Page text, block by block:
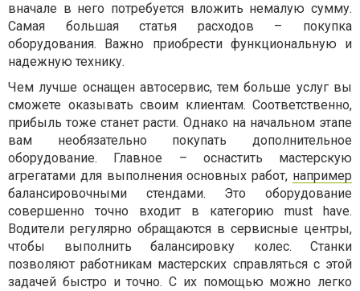
вначале в него потребуется вложить немалую сумму.
Самая большая статья расходов – покупка
оборудования. Важно приобрести функциональную и
надежную технику.
Чем лучше оснащен автосервис, тем больше услуг вы
сможете оказывать своим клиентам. Соответственно,
прибыль тоже станет расти. Однако на начальном этапе
вам необязательно покупать дополнительное
оборудование. Главное – оснастить мастерскую
агрегатами для выполнения основных работ, например
балансировочными стендами. Это оборудование
совершенно точно входит в категорию must have.
Водители регулярно обращаются в сервисные центры,
чтобы выполнить балансировку колес. Станки
позволяют работникам мастерских справляться с этой
задачей быстро и точно. С их помощью можно легко